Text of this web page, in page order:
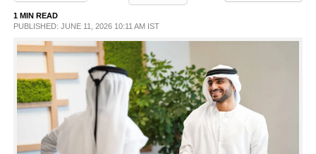
LIFESTYLE
SPIRITUAL
INFO+
ART
1 MIN READ
PUBLISHED: JUNE 11, 2026 10:11 AM IST